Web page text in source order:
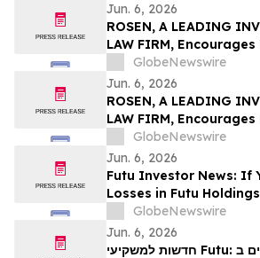
Jun. 6, 2026
ROSEN, A LEADING
LAW FIRM,
Investors to Secure
Important Deadline in
Action - BMI
GlobeNewswire
Jun. 6, 2026
ROSEN, A LEADING
LAW FIRM, Encourages
Corp. Investors to
Important Deadline in
Action – FSK
GlobeNewswire
Jun. 6, 2026
Futu Investor News: If
Losses in Futu
FUTU), You Are
The Rosen Law Firm
GlobeNewswire
Jun. 6, 2026
חדשות למשקיעי Futu: אם סבלתם הפסדים ב-